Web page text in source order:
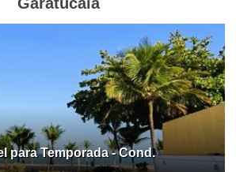
para Temporada - Cond.